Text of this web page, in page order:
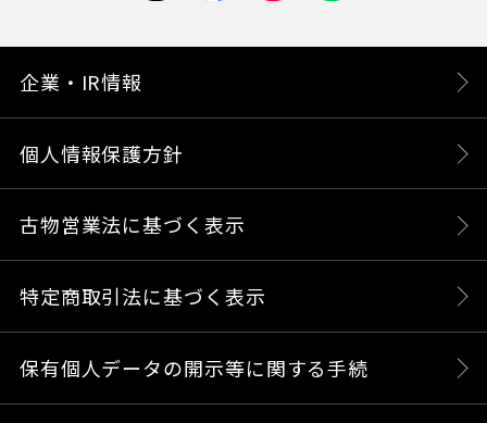
企業・IR情報
個人情報保護方針
古物営業法に基づく表示
特定商取引法に基づく表示
保有個人データの開示等に関する手続